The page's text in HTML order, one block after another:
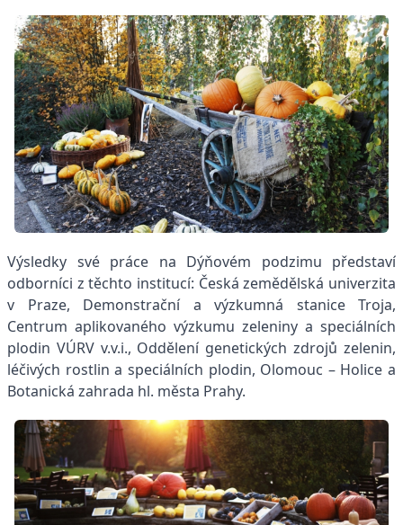
Výsledky své práce na Dýňovém podzimu představí
odborníci z těchto institucí: Česká zemědělská univerzita
v Praze, Demonstrační a výzkumná stanice Troja,
Centrum aplikovaného výzkumu zeleniny a speciálních
plodin VÚRV v.v.i., Oddělení genetických zdrojů zelenin,
léčivých rostlin a speciálních plodin, Olomouc – Holice a
Botanická zahrada hl. města Prahy.